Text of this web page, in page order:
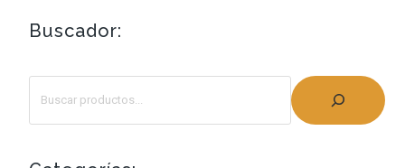
Buscador: